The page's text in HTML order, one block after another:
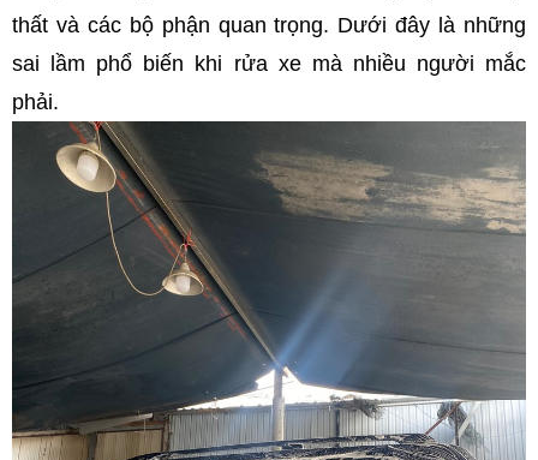
thất và các bộ phận quan trọng. Dưới đây là những
sai lầm phổ biến khi rửa xe mà nhiều người mắc
phải.